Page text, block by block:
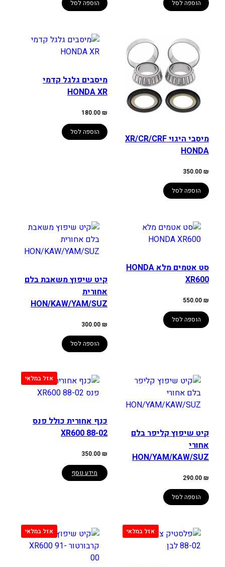
הוספה לסל הוספה לסל
מיסבי היגוי XR/CR/CRF
HONDA
350.00₪
הוספה לסל
מיסבים גלגל קדמי
HONDA XR
180.00₪
הוספה לסל
סט אטמים מלא HONDA
XR600
550.00₪
הוספה לסל
קיט שיפוץ משאבת בלם
אחורית
HON/KAW/YAM/SUZ
300.00₪
הוספה לסל
קיט שיפוץ קליפר בלם
אחורי
HON/YAM/KAW/SUZ
290.00₪
הוספה לסל
כנף אחורית כולל פנס
XR600 88-02
350.00₪
מידע נוסף